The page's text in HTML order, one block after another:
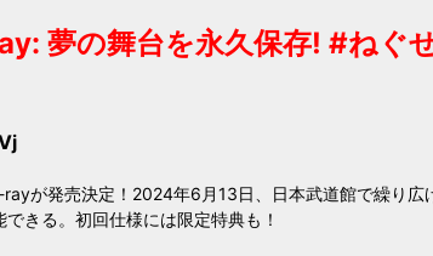
夢の舞台を永久保存! #ねぐ
が発売決定！2024年6月13日、日本武道館で繰り広
きる。初回仕様には限定特典も！